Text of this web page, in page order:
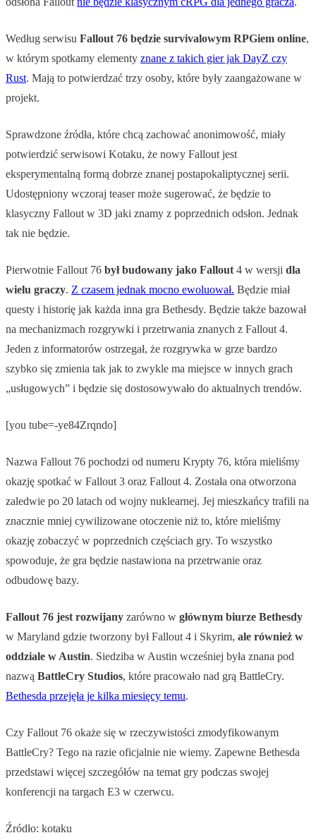
Według serwisu Fallout 76 będzie survivalowym RPGiem online,
w którym spotkamy elementy znane z takich gier jak DayZ czy
Rust. Mają to potwierdzać trzy osoby, które były zaangażowane w
projekt.
Sprawdzone źródła, które chcą zachować anonimowość, miały
potwierdzić serwisowi Kotaku, że nowy Fallout jest
eksperymentalną formą dobrze znanej postapokaliptycznej serii.
Udostępniony wczoraj teaser może sugerować, że będzie to
klasyczny Fallout w 3D jaki znamy z poprzednich odsłon. Jednak
tak nie będzie.
Pierwotnie Fallout 76 był budowany jako Fallout 4 w wersji dla
wielu graczy. Z czasem jednak mocno ewoluował. Będzie miał
questy i historię jak każda inna gra Bethesdy. Będzie także bazował
na mechanizmach rozgrywki i przetrwania znanych z Fallout 4.
Jeden z informatorów ostrzegał, że rozgrywka w grze bardzo
szybko się zmienia tak jak to zwykle ma miejsce w innych grach
„usługowych” i będzie się dostosowywało do aktualnych trendów.
[you tube=-ye84Zrqndo]
Nazwa Fallout 76 pochodzi od numeru Krypty 76, która mieliśmy
okazję spotkać w Fallout 3 oraz Fallout 4. Została ona otworzona
zaledwie po 20 latach od wojny nuklearnej. Jej mieszkańcy trafili na
znacznie mniej cywilizowane otoczenie niż to, które mieliśmy
okazję zobaczyć w poprzednich częściach gry. To wszystko
spowoduje, że gra będzie nastawiona na przetrwanie oraz
odbudowę bazy.
Fallout 76 jest rozwijany zarówno w głównym biurze Bethesdy
w Maryland gdzie tworzony był Fallout 4 i Skyrim, ale również w
oddziale w Austin. Siedziba w Austin wcześniej była znana pod
nazwą BattleCry Studios, które pracowało nad grą BattleCry.
Bethesda przejęła je kilka miesięcy temu.
Czy Fallout 76 okaże się w rzeczywistości zmodyfikowanym
BattleCry? Tego na razie oficjalnie nie wiemy. Zapewne Bethesda
przedstawi więcej szczegółów na temat gry podczas swojej
konferencji na targach E3 w czerwcu.
Źródło: kotaku